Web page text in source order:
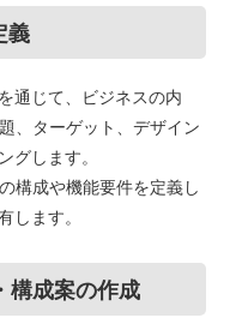
義
通じて、ビジネスの内
、ターゲット、デザイン
グします。
構成や機能要件を定義し
します。
構成案の作成